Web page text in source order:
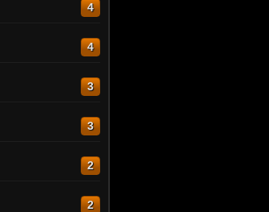
4
4
3
3
2
2